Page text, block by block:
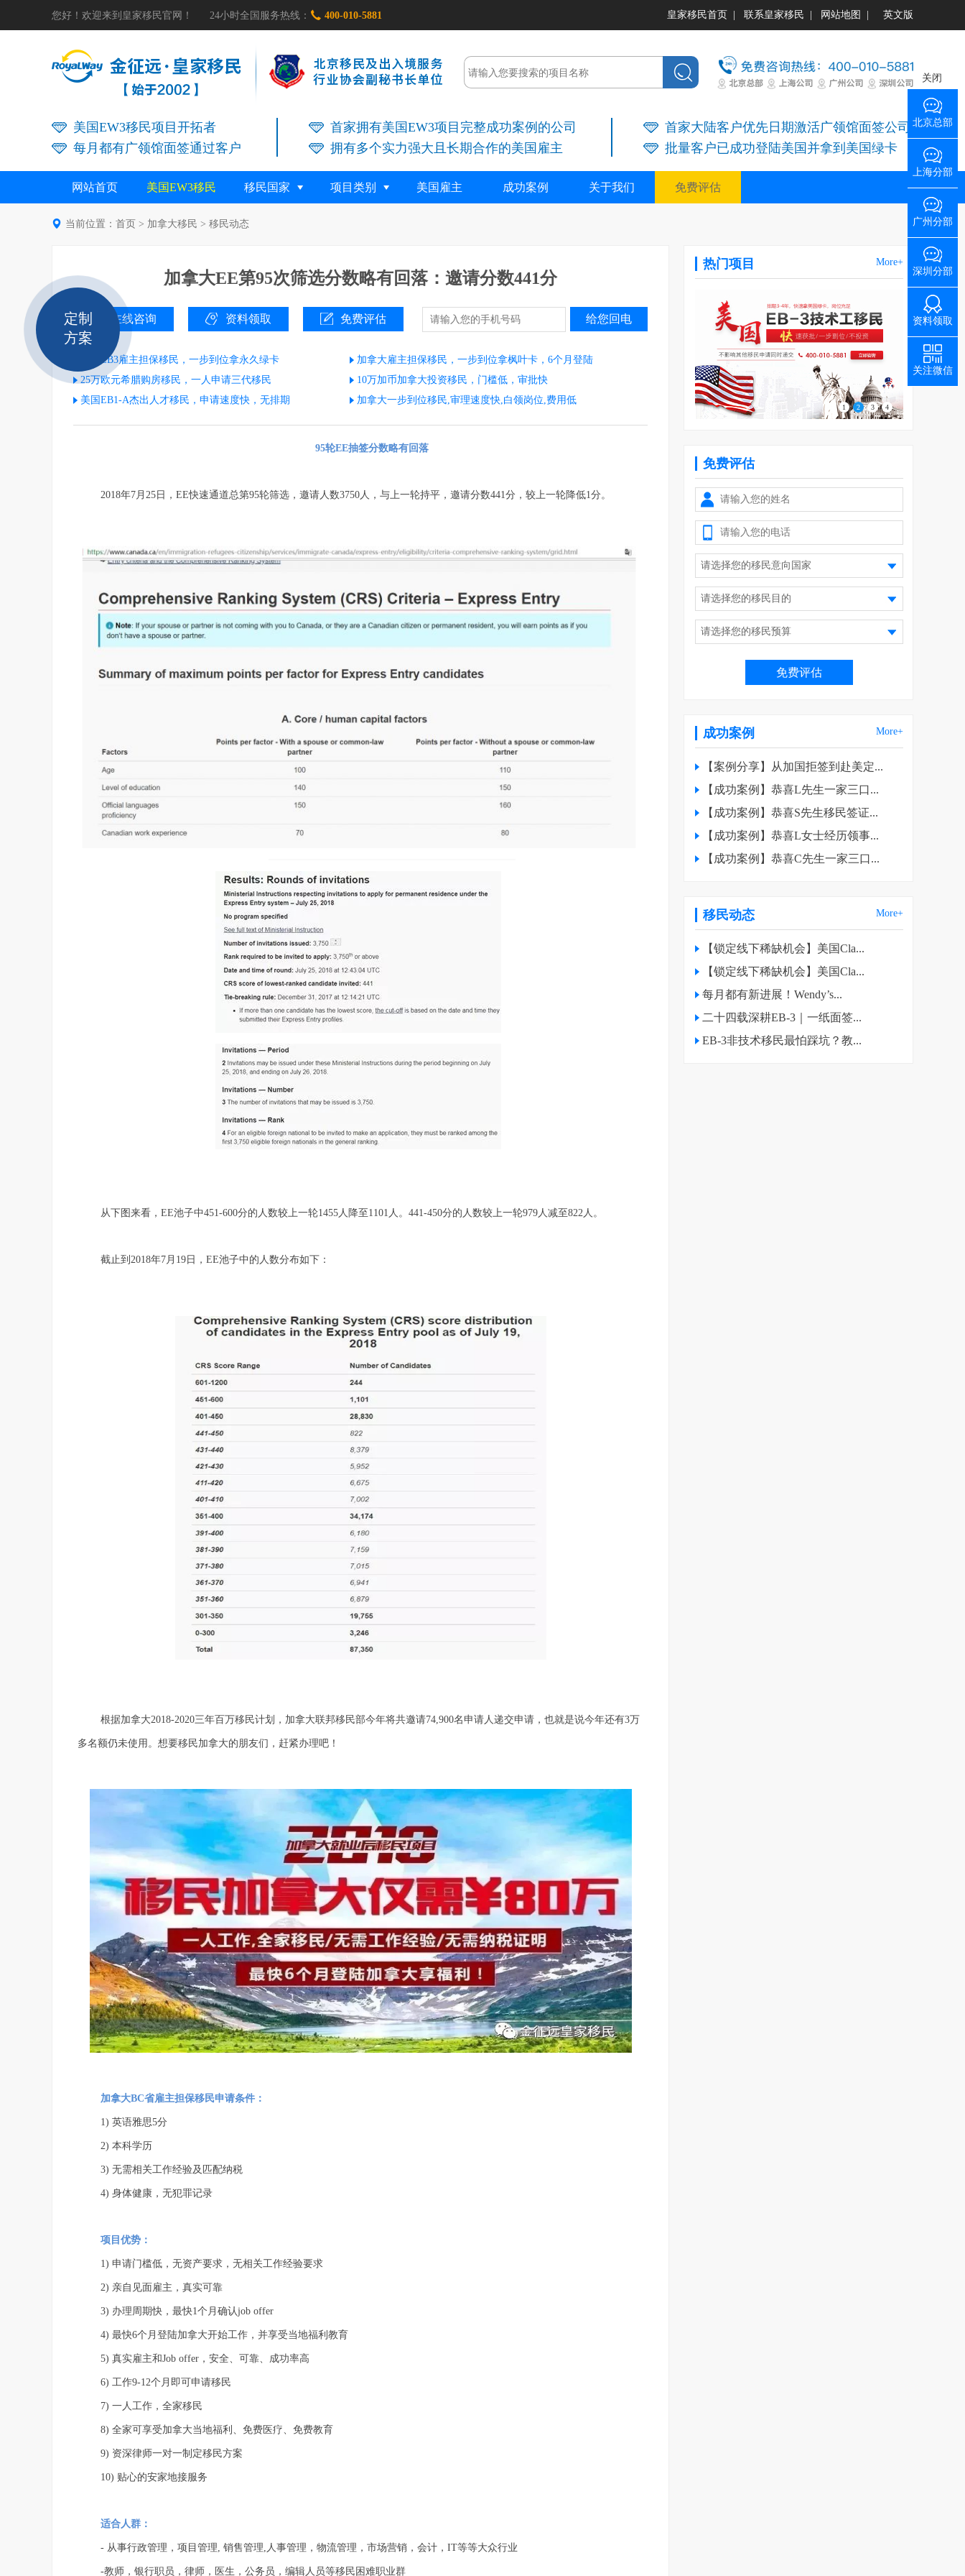
您好！欢迎来到皇家移民官网！ 24小时全国服务热线：  400-010-5881 皇家移民首页 联系皇家移民 网站地图 英文版
美国EW3移民项目开拓者
每月都有广领馆面签通过客户
首家拥有美国EW3项目完整成功案例的公司
拥有多个实力强大且长期合作的美国雇主
首家大陆客户优先日期激活广领馆面签公司
批量客户已成功登陆美国并拿到美国绿卡
网站首页 美国EW3移民 移民国家 项目类别 美国雇主 成功案例 关于我们 免费评估
 当前位置： 首页 > 加拿大移民 > 移民动态
加拿大EE第95次筛选分数略有回落：邀请分数441分
在线咨询 资料领取 免费评估
美国EB3雇主担保移民，一步到位拿永久绿卡
加拿大雇主担保移民，一步到位拿枫叶卡，6个月登陆
25万欧元希腊购房移民，一人申请三代移民
10万加币加拿大投资移民，门槛低，审批快
美国EB1-A杰出人才移民，申请速度快，无排期
加拿大一步到位移民,审理速度快,白领岗位,费用低
95轮EE抽签分数略有回落
2018年7月25日，EE快速通道总第95轮筛选，邀请人数3750人，与上一轮持平，邀请分数441分，较上一轮降低1分。
从下图来看，EE池子中451-600分的人数较上一轮1455人降至1101人。441-450分的人数较上一轮979人减至822人。
截止到2018年7月19日，EE池子中的人数分布如下：
根据加拿大2018-2020三年百万移民计划，加拿大联邦移民部今年将共邀请74,900名申请人递交申请，也就是说今年还有3万
多名额仍未使用。想要移民加拿大的朋友们，赶紧办理吧！
加拿大BC省雇主担保移民申请条件：
1) 英语雅思5分
2) 本科学历‍
3) 无需相关工作经验及匹配纳税
4) 身体健康，无犯罪记录
项目优势：
1) 申请门槛低，无资产要求，无相关工作经验要求
2) 亲自见面雇主，真实可靠
3) 办理周期快，最快1个月确认job offer
4) 最快6个月登陆加拿大开始工作，并享受当地福利教育
5) 真实雇主和Job offer，安全、可靠、成功率高
6) 工作9-12个月即可申请移民
7) 一人工作，全家移民
8) 全家可享受加拿大当地福利、免费医疗、免费教育
9) 资深律师一对一制定移民方案
10) 贴心的安家地接服务
适合人群：‍
- 从事行政管理，项目管理, 销售管理,人事管理，物流管理，市场营销，会计，IT等等大众行业
-教师，银行职员，律师，医生，公务员，编辑人员等移民困难职业群
热门项目 More+
1 2 3 4
免费评估
成功案例 More+
【案例分享】从加国拒签到赴美定...
【成功案例】恭喜L先生一家三口...
【成功案例】恭喜S先生移民签证...
【成功案例】恭喜L女士经历领事...
【成功案例】恭喜C先生一家三口...
移民动态 More+
【锁定线下稀缺机会】美国Cla...
【锁定线下稀缺机会】美国Cla...
每月都有新进展！Wendy’s...
二十四载深耕EB-3｜一纸面签...
EB-3非技术移民最怕踩坑？教...
关闭
北京总部
上海分部
广州分部
深圳分部
资料领取
关注微信
定制
方案